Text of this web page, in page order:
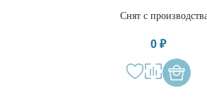
Снят с
0 ₽